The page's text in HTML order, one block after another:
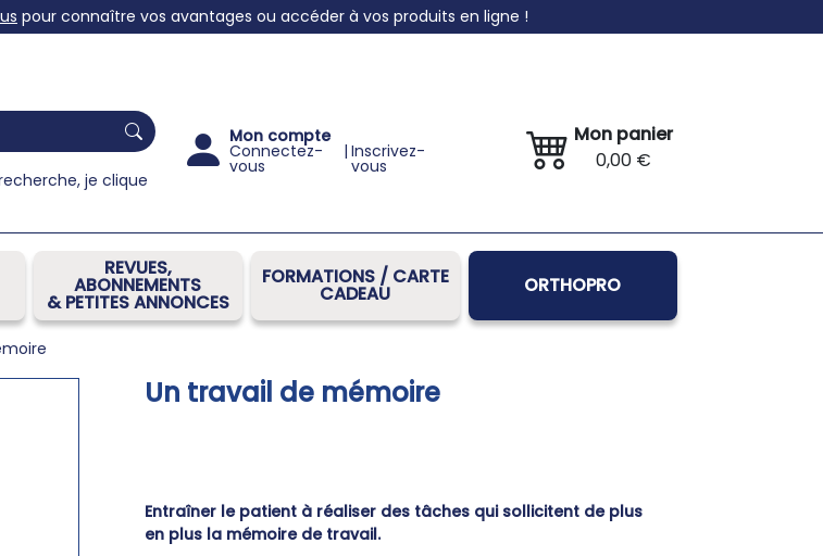
pour connaître vos avantages ou accéder à vos produits en ligne !
je clique
Mon compte
Connectez-
vous
| Inscrivez-
vous
Mon panier
0,00 €
REVUES,
ABONNEMENTS
& PETITES ANNONCES
FORMATIONS / CARTE
CADEAU ORTHOPRO
Un travail de mémoire
Entraîner le patient à réaliser des tâches qui sollicitent de plus
en plus la mémoire de travail.